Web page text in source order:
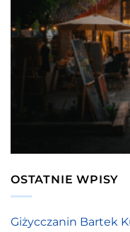
OSTATNIE WPISY
Giżycczanin Bartek